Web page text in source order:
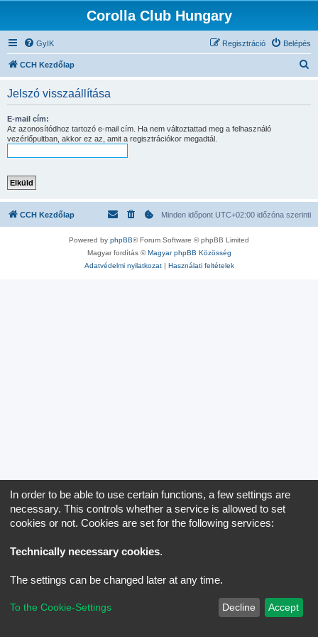
Corolla Club Hungary
GyIK Belépés
Regisztráció
CCH Kezdőlap
Jelszó visszaállítása
E-mail cím:
Az azonosítódhoz tartozó e-mail cím. Ha nem változtattad meg a felhasználó
vezérlőpultban, akkor ez az, amit a regisztrációkor megadtál.
CCH Kezdőlap Minden időpont UTC+02:00 időzóna szerinti
Powered by phpBB® Forum Software © phpBB Limited
Magyar fordítás ©Magyar phpBB Közösség
Adatvédelmi nyilatkozat| Használati feltételek
In order to be able to use certain functions, a few settings are
necessary. This controls whether a service is allowed to set
cookies or not. Cookies are set for the following services:
Technically necessary cookies.
The settings can be changed later at any time.
To the Cookie-Settings Decline Accept